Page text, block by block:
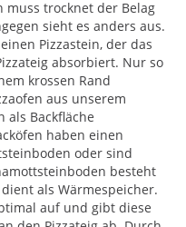
muss trocknet der Belag
sieht es anders aus.
Pizzastein, der das
absorbiert. Nur so
krossen Rand
aus unserem
als Backfläche
haben einen
oder sind
besteht
als Wärmespeicher.
auf und gibt diese